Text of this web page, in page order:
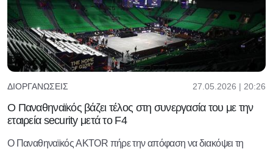
ΔΙΟΡΓΑΝΏΣΕΙΣ 27.05.2026 | 20:26
Ο Παναθηναϊκός βάζει τέλος στη συνεργασία του με την
εταιρεία security μετά το F4
Ο Παναθηναϊκός AKTOR πήρε την απόφαση να διακόψει τη